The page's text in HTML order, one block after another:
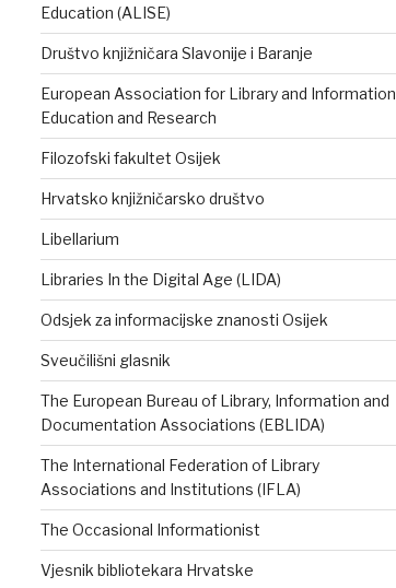
Education (ALISE)
Društvo knjižničara Slavonije i Baranje
European Association for Library and Information
Education and Research
Filozofski fakultet Osijek
Hrvatsko knjižničarsko društvo
Libellarium
Libraries In the Digital Age (LIDA)
Odsjek za informacijske znanosti Osijek
Sveučilišni glasnik
The European Bureau of Library, Information and
Documentation Associations (EBLIDA)
The International Federation of Library
Associations and Institutions (IFLA)
The Occasional Informationist
Vjesnik bibliotekara Hrvatske